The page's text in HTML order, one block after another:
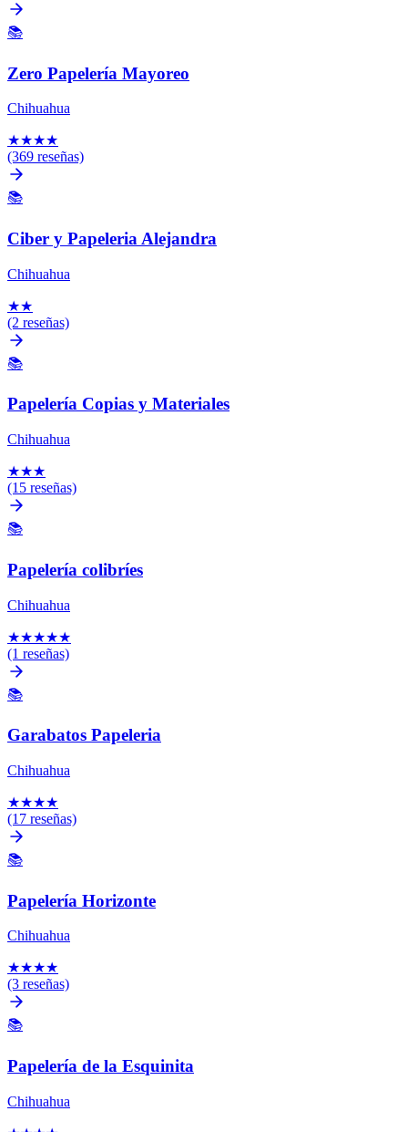
📚
Zero Papelería Mayoreo
Chihuahua
★★★★
(369 reseñas)
📚
Ciber y Papeleria Alejandra
Chihuahua
★★
(2 reseñas)
📚
Papelería Copias y Materiales
Chihuahua
★★★
(15 reseñas)
📚
Papelería colibríes
Chihuahua
★★★★★
(1 reseñas)
📚
Garabatos Papeleria
Chihuahua
★★★★
(17 reseñas)
📚
Papelería Horizonte
Chihuahua
★★★★
(3 reseñas)
📚
Papelería de la Esquinita
Chihuahua